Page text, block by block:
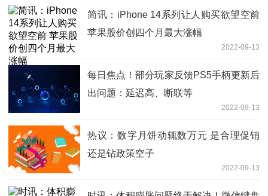
简讯：iPhone 14系列让人购买欲望空前
苹果股价创四个月最大涨幅
2022-09-13
每日焦点！部分玩家反馈PS5手柄更新后
出问题：延迟高、断联等
2022-09-13
热议：数字月饼动辄数万元 是合理促销
还是钻政策空子
2022-09-13